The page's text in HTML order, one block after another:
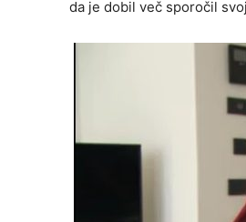
da je dobil več sporočil